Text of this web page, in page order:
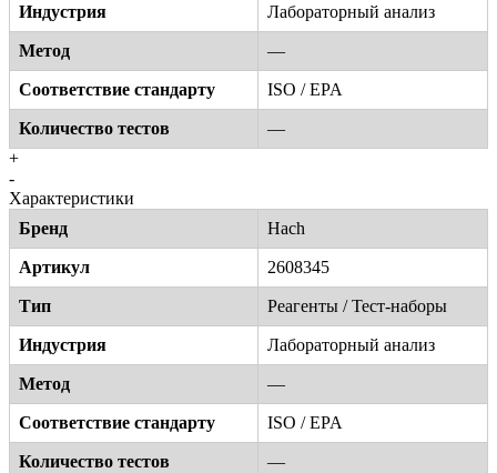
Индустрия Лабораторный анализ
Метод —
Соответствие стандарту ISO / EPA
Количество тестов
—
+
-
Характеристики
Бренд
Hach
Артикул 2608345
Тип Реагенты / Тест-наборы
Индустрия Лабораторный анализ
Метод —
Соответствие стандарту ISO / EPA
Количество тестов
—